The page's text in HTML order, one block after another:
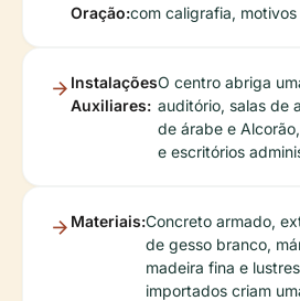
Oração:com caligrafia,
Instalações
Auxiliares:
O centro abriga
auditório, salas de
de árabe e
e escritórios
Materiais:Concreto armado,
de gesso branco,
madeira fina e lustres
importados criam